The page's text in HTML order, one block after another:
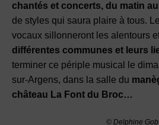
chantés et concerts, du matin
de styles qui saura plaire à tous.
vocaux sillonneront les alentours
différentes communes et leurs
terminer ce périple musical le
sur-Argens, dans la salle du
château La Font du Broc…
© Delphine